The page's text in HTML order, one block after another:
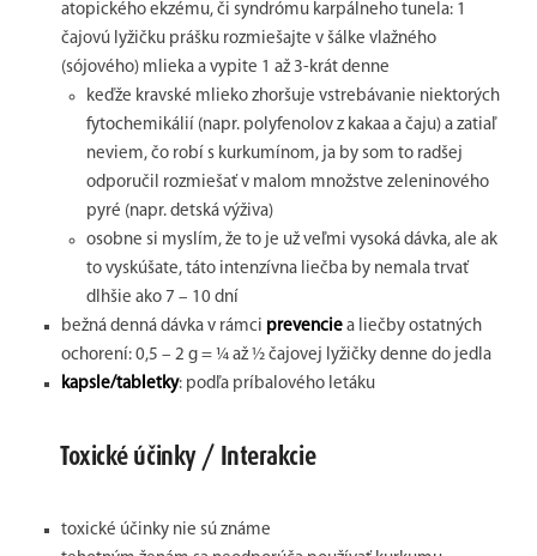
atopického ekzému, či syndrómu karpálneho tunela: 1
čajovú lyžičku prášku rozmiešajte v šálke vlažného
(sójového) mlieka a vypite 1 až 3-krát denne
keďže kravské mlieko zhoršuje vstrebávanie niektorých
fytochemikálií (napr. polyfenolov z kakaa a čaju) a zatiaľ
neviem, čo robí s kurkumínom, ja by som to radšej
odporučil rozmiešať v malom množstve zeleninového
pyré (napr. detská výživa)
osobne si myslím, že to je už veľmi vysoká dávka, ale ak
to vyskúšate, táto intenzívna liečba by nemala trvať
dlhšie ako 7 – 10 dní
bežná denná dávka v rámci prevencie a liečby ostatných
ochorení: 0,5 – 2 g = ¼ až ½ čajovej lyžičky denne do jedla
kapsle/tabletky: podľa príbalového letáku
Toxické účinky / Interakcie
toxické účinky nie sú známe